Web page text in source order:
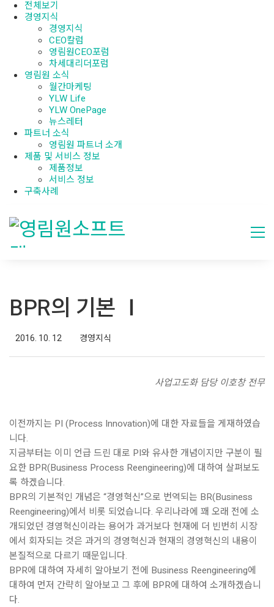
전체보기
경영지식
경영지식
CEO칼럼
영림원CEO포럼
차세대리더포럼
영림원 소식
월간마케팅
YLW Life
YLW OnePage
뉴스레터
파트너 소식
영림원 파트너 소개
제품 및 서비스 정보
제품정보
서비스 정보
구축사례
BPR의 기본 Ⅰ
2016. 10. 12 경영지식
사업고도화 담당 이호창 전무
이전까지는 PI (Process Innovation)에 대한 자료들을 게재하였습
니다.
지금부터는 이미 언급 드린 대로 PI와 유사한 개념이지만 구분이 필
요한 BPR(Business Process Reengineering)에 대하여 살펴보도
록 하겠습니다.
BPR의 기본적인 개념은 “경영혁신”으로 번역되는 BR(Business
Reengineering)에서 비롯 되었습니다. 우리나라에 꽤 오래 전에 소
개되었던 경영혁신이라는 용어가 과거보다 현재에 더 빈번히 시장
에서 회자되는 것은 과거의 경영혁신과 현재의 경영혁신의 내용이
본질적으로 다르기 때문입니다.
BPR에 대하여 자세히 알아보기 전에 Business Reengineering에
대하여 먼저 간략히 알아보고 그 후에 BPR에 대하여 소개하겠습니
다.